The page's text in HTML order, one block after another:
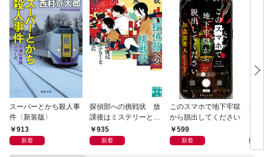
スーパーとかち殺人事
件〈新装版〉
913
新着
探偵部への挑戦状 放
課後はミステリーとと
もに 新装版
935
新着
このスマホで地下牢獄
から脱出してください
599
新着
姐